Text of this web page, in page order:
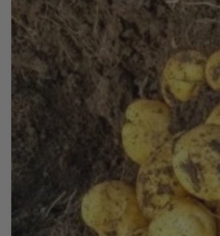
Dauergrünland (18)
EM-Agrar News (89)
Erfahrungen (65)
Fütterung (16)
Geflügel (8)
Getreide (12)